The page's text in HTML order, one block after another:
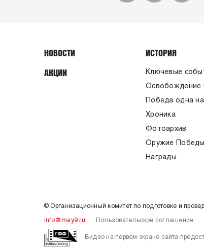
НОВОСТИ
АКЦИИ
ИСТОРИЯ
Ключевые
Освобождение
Победа одна
Хроника
Фотоархив
Оружие Победы
Награды
© Организационный комитет по подготовке и
info@may9.ru Пользовательское соглашение
Видео на первом экране сайта